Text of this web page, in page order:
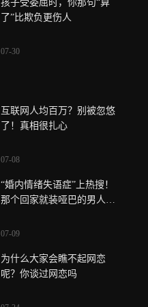
孩子受委屈时，你那句“算
了”比欺负更伤人
07-30
互联网人均百万？别被忽悠
了！真相很扎心
07-08
“婚内情绪失语症”上热搜！
那个回家就装哑巴的男人，
07-09
为什么大家会瞧不起网恋
呢？你谈过网恋吗